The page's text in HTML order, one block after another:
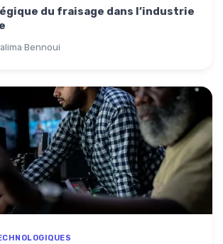
du fraisage dans l’industrie
Bennoui